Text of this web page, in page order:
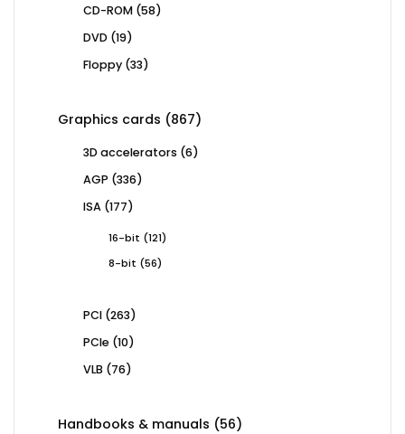
CD-ROM 5858
DVD 1919
Floppy 3333
Graphics cards 867867
3D accelerators 66
AGP 336336
ISA 177177
16-bit 121121
8-bit
5656
PCI 263263
PCIe 1010
VLB 7676
Handbooks & manuals 5656